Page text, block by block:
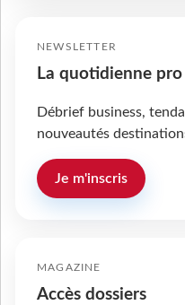
NEWSLETTER
La quotidienne pro
Débrief business,
nouveautés
Je m'inscris
MAGAZINE
Accès dossiers